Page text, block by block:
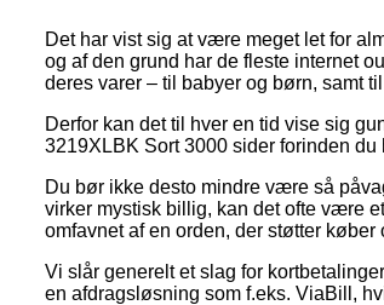
Det har vist sig at være meget let for
og af den grund har de fleste internet
deres varer – til babyer og børn, samt
Derfor kan det til hver en tid vise sig
3219XLBK Sort 3000 sider forinden
Du bør ikke desto mindre være så
virker mystisk billig, kan det ofte være
omfavnet af en orden, der støtter
Vi slår generelt et slag for
en afdragsløsning som f.eks. ViaBill,